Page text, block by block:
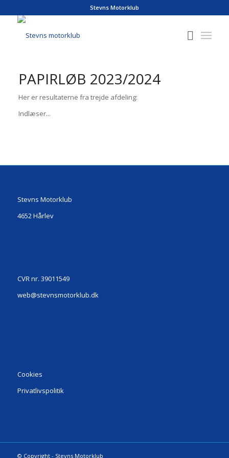
Stevns Motorklub
PAPIRLØB 2023/2024
Her er resultaterne fra trejde afdeling:
Indlæser...
Stevns Motorklub
4652 Hårlev
CVR nr. 39011549
web@stevnsmotorklub.dk
Cookies
Privatlivspolitik
© Copyright - Stevns Motorklub